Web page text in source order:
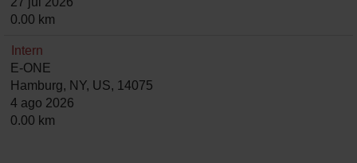
0.00 km
Intern
E-ONE
Hamburg, NY, US, 14075
4 ago 2026
0.00 km